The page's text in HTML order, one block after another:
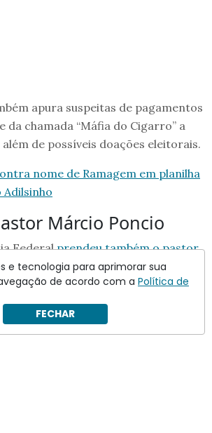
apura suspeitas de pagamentos
da chamada “Máfia do Cigarro” a
de possíveis doações eleitorais.
nome de Ramagem em planilha
Adilsinho
Márcio Poncio
Federalprendeu também o pastor
dos alvos da quinta fase da
Carne. Ele foi detido em um flat na
Zona Sudoeste do Rio de Janeiro.
e tecnologia para aprimorar sua
de acordo com a Política de
FECHAR